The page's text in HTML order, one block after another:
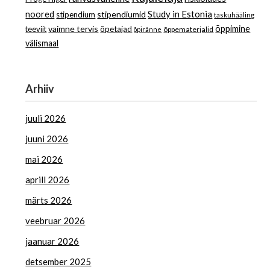
noored stipendium stipendiumid Study in Estonia taskuhääling
teeviit vaimne tervis õpetajad õpiränne õppematerjalid õppimine
välismaal
Arhiiv
juuli 2026
juuni 2026
mai 2026
aprill 2026
märts 2026
veebruar 2026
jaanuar 2026
detsember 2025